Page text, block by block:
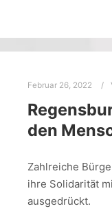
Februar 26, 2022
den
Zahlreiche
ihre Solidarität
ausgedrückt.